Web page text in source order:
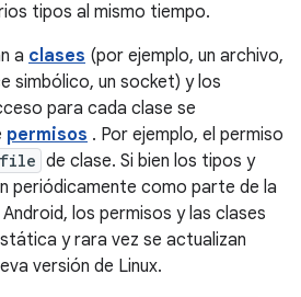
tipos al mismo tiempo.
a clases (por ejemplo, un archivo,
simbólico, un socket) y los
para cada clase se
permisos . Por ejemplo, el permiso
file de clase. Si bien los tipos y
periódicamente como parte de la
los permisos y las clases
y rara vez se actualizan
versión de Linux.